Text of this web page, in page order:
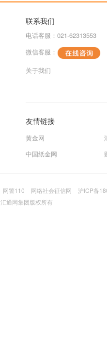
联系我们
电话客服：021-62313553
微信客服：
关于我们
友情链接
黄金网
中国纸金网
网警110 网络社会征信网
沪ICP备
汇通网集团版权所有